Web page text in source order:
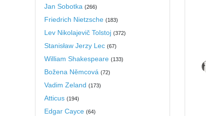
Jan Sobotka (266)
Friedrich Nietzsche (183)
Lev Nikolajevič Tolstoj (372)
Stanisław Jerzy Lec (67)
William Shakespeare (133)
Božena Němcová (72)
Vadim Zeland (173)
Atticus (194)
Edgar Cayce (64)